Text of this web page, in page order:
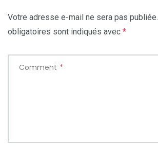
Votre adresse e-mail ne sera pas publiée.
obligatoires sont indiqués avec *
Comment *